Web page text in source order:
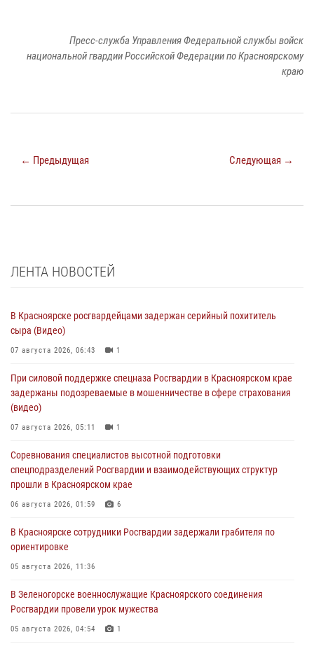
Пресс-служба Управления Федеральной службы войск
национальной гвардии Российской Федерации по Красноярскому
краю
← Предыдущая Следующая →
ЛЕНТА НОВОСТЕЙ
В Красноярске росгвардейцами задержан серийный похититель
сыра (Видео)
07 августа 2026, 06:43 1
При силовой поддержке спецназа Росгвардии в Красноярском крае
задержаны подозреваемые в мошенничестве в сфере страхования
(видео)
07 августа 2026, 05:11 1
Соревнования специалистов высотной подготовки
спецподразделений Росгвардии и взаимодействующих структур
прошли в Красноярском крае
06 августа 2026, 01:59 6
В Красноярске сотрудники Росгвардии задержали грабителя по
ориентировке
05 августа 2026, 11:36
В Зеленогорске военнослужащие Красноярского соединения
Росгвардии провели урок мужества
05 августа 2026, 04:54 1